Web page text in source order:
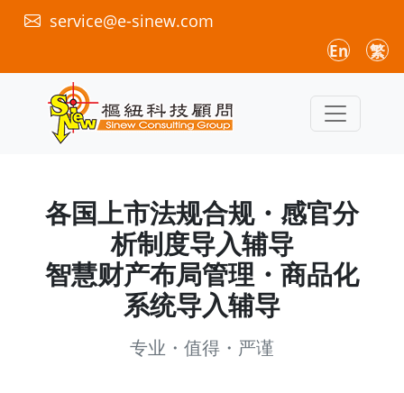
service@e-sinew.com
En 繁
各国上市法规合规・感官分
析制度导入辅导
智慧财产布局管理・商品化
系统导入辅导
专业・值得・严谨